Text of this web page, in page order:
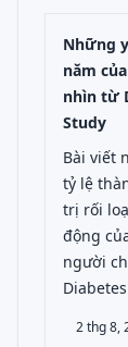
Những
năm
nhìn từ
Study
Bài viết
tỷ lệ
trị rối
động
người
2 thg 8,